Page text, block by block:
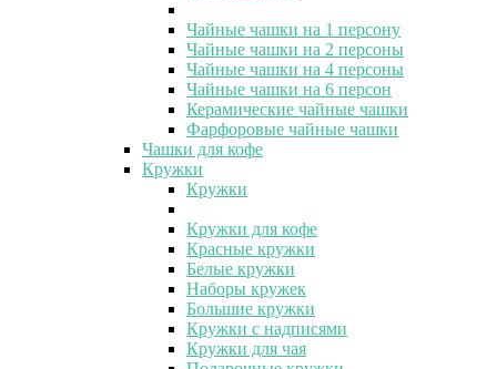
Чайные чашки на 1 персону
Чайные чашки на 2 персоны
Чайные чашки на 4 персоны
Чайные чашки на 6 персон
Керамические чайные чашки
Фарфоровые чайные чашки
Чашки для кофе
Кружки
Кружки
Кружки для кофе
Красные кружки
Белые кружки
Наборы кружек
Большие кружки
Кружки с надписями
Кружки для чая